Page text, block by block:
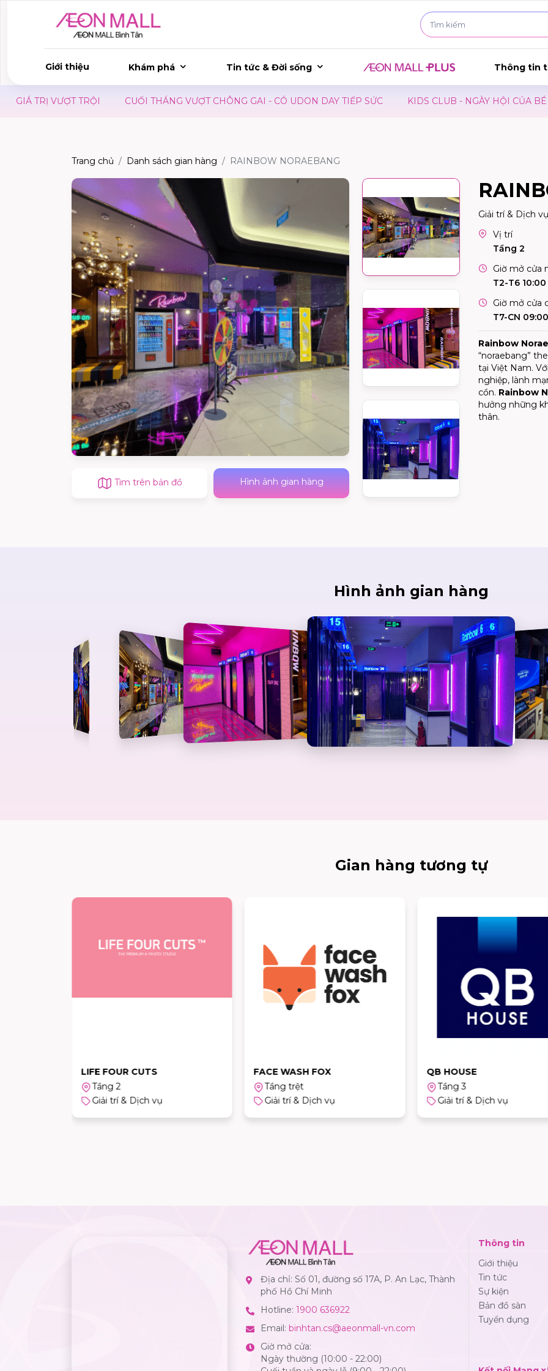
Giới thiệu Khám phá Tin tức & Đời sống Thông tin
VƯỢT TRỘI CUỐI THÁNG VƯỢT CHÔNG GAI - CÓ UDON DAY TIẾP SỨC KIDS CLUB - NGÀY HỘI CỦA BÉ
Trang chủ Danh sách gian hàng RAINBOW NORAEBANG
Tìm trên bản đồ Hình ảnh gian hàng
Giải trí & Dịch vụ
Vị trí
Tầng 2
Giờ mở cửa
T2-T6
Giờ mở cửa
T7-CN
Rainbow
“noraebang”
tại Việt Nam.
nghiệp, lành
cồn. Rainbow
hưởng những
thân.
Hình ảnh gian hàng
Gian hàng tương tự
LIFE FOUR CUTS
Tầng 2
Giải trí & Dịch vụ
FACE WASH FOX
Tầng trệt
Giải trí & Dịch vụ
QB HOUSE
Tầng 3
Giải trí & Dịch vụ
Địa chỉ: Số 01, đường số 17A, P. An Lạc, Thành
phố Hồ Chí Minh
Hotline: 1900 636922
Email: binhtan.cs@aeonmall-vn.com
Giờ mở cửa:
Ngày thường (10:00 - 22:00)
Thông tin
Giới thiệu
Tin tức
Sự kiện
Bản đồ sàn
Tuyển dụng